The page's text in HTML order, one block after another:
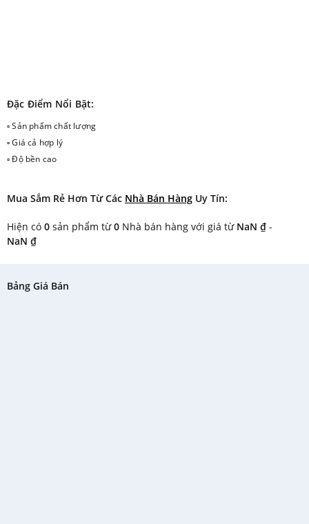
Đặc Điểm Nổi Bật:
▫ Sản phẩm chất lượng
▫ Giá cả hợp lý
▫ Độ bền cao
Mua Sắm Rẻ Hơn Từ Các Nhà Bán Hàng Uy Tín:
Hiện có 0 sản phẩm từ0 Nhà bán hàng với giá từ NaN ₫ -
NaN ₫
Bảng Giá Bán